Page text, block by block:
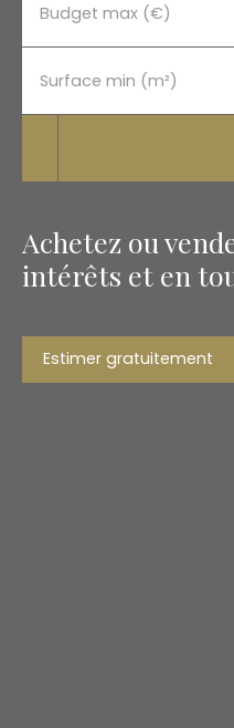
Budget max (€)
Surface min (m²)
Achetez ou
intérêts et en
Estimer gratuitement